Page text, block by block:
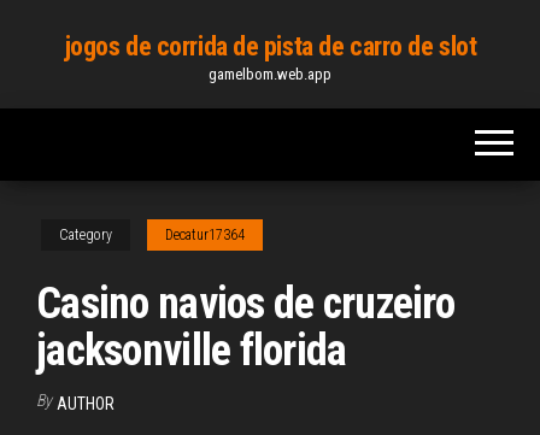
content
jogos de corrida de pista de carro de slot
gamelbom.web.app
Category Decatur17364
Casino navios de cruzeiro
jacksonville florida
By AUTHOR